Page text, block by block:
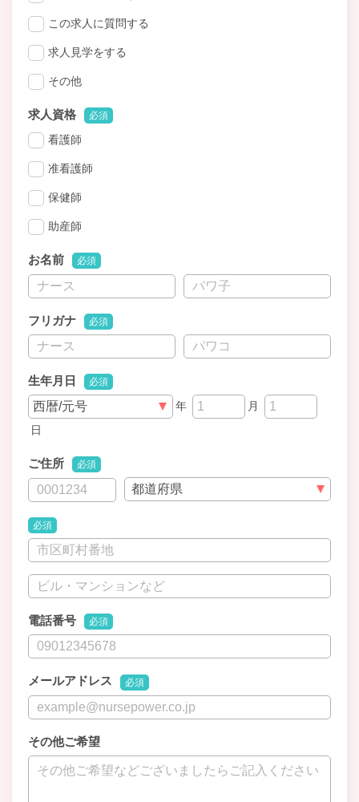
この求人に質問する
求人見学をする
その他
求人資格 必須
看護師
准看護師
保健師
助産師
お名前 必須
フリガナ 必須
生年月日 必須
年
月
日
ご住所 必須
必須
電話番号 必須
メールアドレス 必須
その他ご希望